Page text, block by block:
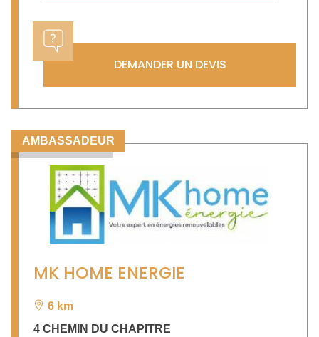
DEMANDER UN DEVIS
AMBASSADEUR
MK HOME ENERGIE
6 km
4 CHEMIN DU CHAPITRE